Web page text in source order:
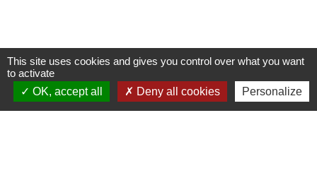
N° utiles
Commune de Saint-Léger-les-Vignes
This site uses cookies and gives you control over what you want
to activate
OK, accept all
Deny all cookies Personalize